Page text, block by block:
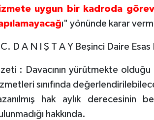
uygun bir kadroda
ı" yönünde karar
D A N I Ş T A Y Beşinci Daire
: Davacının yürütmekte
sınıfında
hak aylık derecesinin
hakkında.